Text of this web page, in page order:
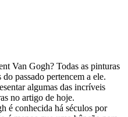
Van Gogh? Todas as pinturas
passado pertencem a ele.
algumas das incríveis
no artigo de hoje.
é conhecida há séculos por